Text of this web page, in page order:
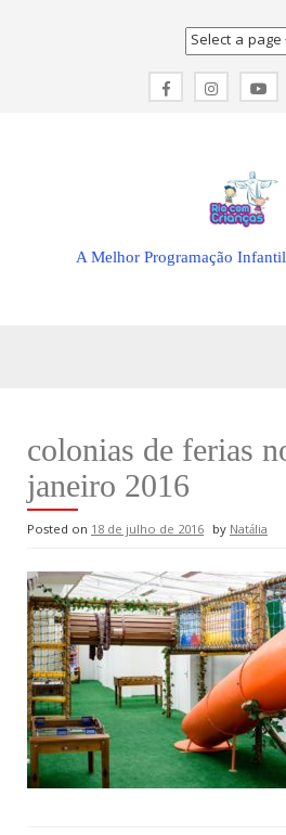
A Melhor Programação
colonias de ferias
janeiro 2016
Posted on 18 de julho de 2016 byNatália